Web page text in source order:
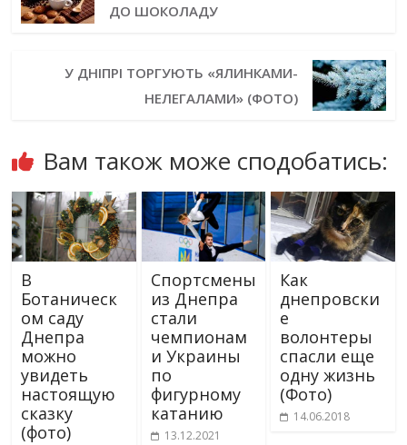
ДО ШОКОЛАДУ
У ДНІПРІ ТОРГУЮТЬ «ЯЛИНКАМИ-
НЕЛЕГАЛАМИ» (ФОТО)
Вам також може сподобатись:
В
Ботаническ
ом саду
Днепра
можно
увидеть
настоящую
сказку
(фото)
Спортсмены
из Днепра
стали
чемпионам
и Украины
по
фигурному
катанию
13.12.2021
Как
днепровски
е
волонтеры
спасли еще
одну жизнь
(Фото)
14.06.2018